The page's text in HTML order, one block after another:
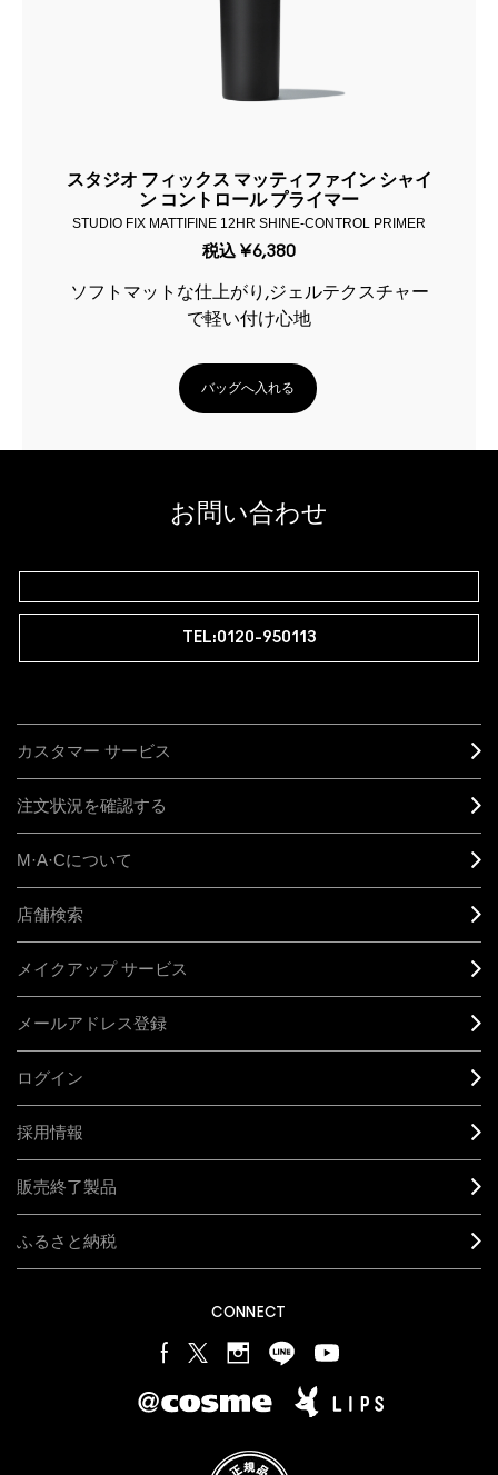
スタジオ フィックス マッティファイン シャイ
ン コントロール プライマー
STUDIO FIX MATTIFINE 12HR SHINE-CONTROL PRIMER
税込 ¥6,380
ソフトマットな仕上がり,ジェルテクスチャー
で軽い付け心地
バッグへ入れる
お問い合わせ
TEL:0120-950113
カスタマー サービス
注文状況を確認する
M·A·Cについて
店舗検索
メイクアップ サービス
メールアドレス登録
ログイン
採用情報
販売終了製品
ふるさと納税
CONNECT